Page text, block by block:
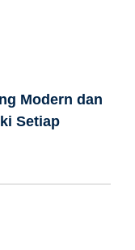
Modern dan
Setiap